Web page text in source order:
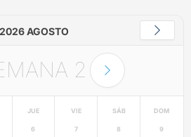
2026 AGOSTO
2
JUE
6
VIE
7
SÁB
8
DOM
9